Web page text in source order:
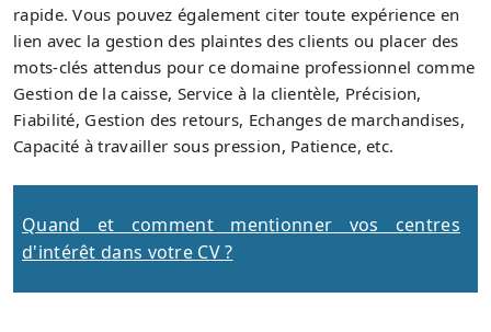
rapide. Vous pouvez également citer toute expérience en
lien avec la gestion des plaintes des clients ou placer des
mots-clés attendus pour ce domaine professionnel comme
Gestion de la caisse, Service à la clientèle, Précision,
Fiabilité, Gestion des retours, Echanges de marchandises,
Capacité à travailler sous pression, Patience, etc.
Quand et comment mentionner vos centres
d'intérêt dans votre CV ?